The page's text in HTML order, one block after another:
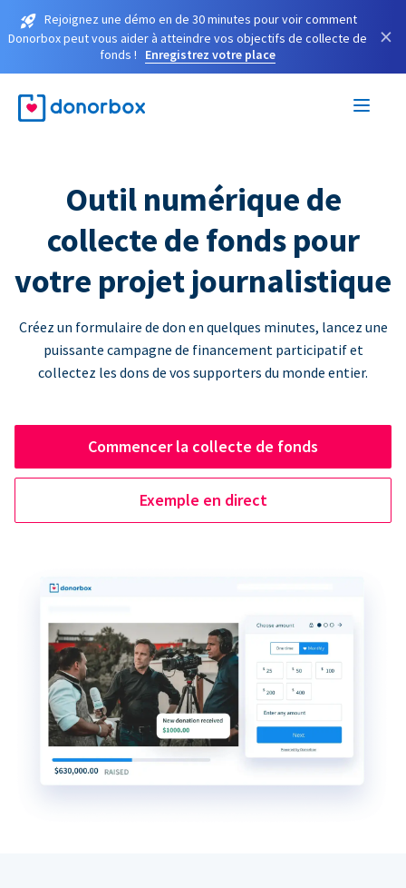
Rejoignez une démo en de 30 minutes pour voir comment
Donorbox peut vous aider à atteindre vos objectifs de collecte de
fonds !
Enregistrez votre place
×
Outil numérique de
collecte de fonds pour
votre projet journalistique
Créez un formulaire de don en quelques minutes, lancez une
puissante campagne de financement participatif et
collectez les dons de vos supporters du monde entier.
Commencer la collecte de fonds
Exemple en direct